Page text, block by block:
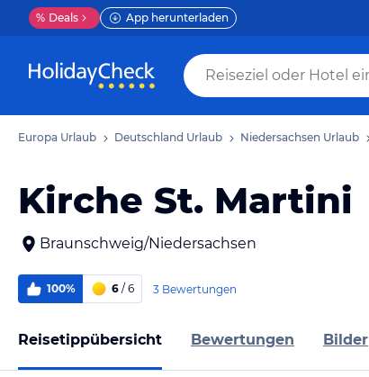
% Deals App herunterladen
Europa Urlaub Deutschland Urlaub Niedersachsen Urlaub
Kirche St. Martini
Braunschweig/Niedersachsen
100% 6 / 6 3 Bewertungen
Reisetippübersicht Bewertungen Bilder